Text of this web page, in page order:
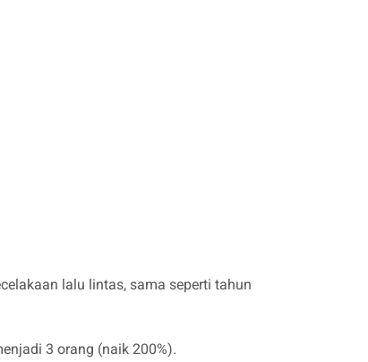
lalu lintas, sama seperti tahun
3 orang (naik 200%).